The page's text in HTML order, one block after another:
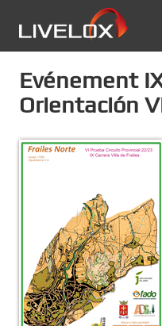
Evénement
Orientación